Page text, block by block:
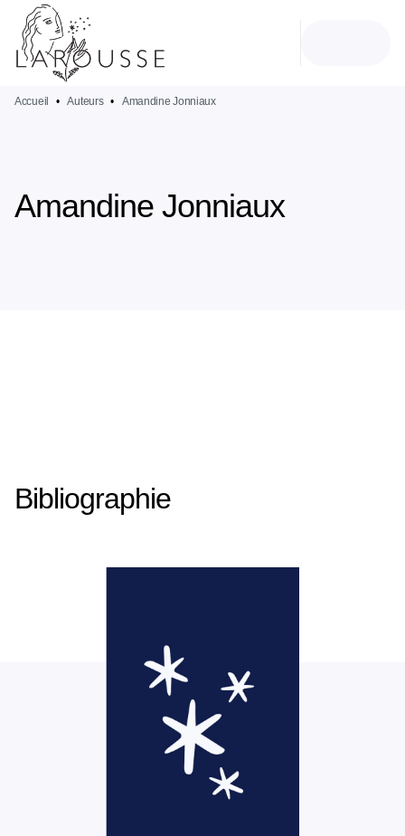
MENU
PIED DE PAGE
Accueil • Auteurs • Amandine Jonniaux
Amandine Jonniaux
Bibliographie